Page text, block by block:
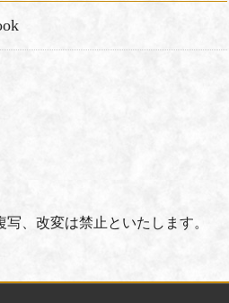
、改変は禁止といたします。